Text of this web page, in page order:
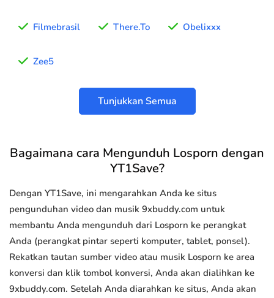
Filmebrasil There.To Obelixxx
Zee5
Tunjukkan Semua
Bagaimana cara Mengunduh Losporn dengan
YT1Save?
Dengan YT1Save, ini mengarahkan Anda ke situs
pengunduhan video dan musik 9xbuddy.com untuk
membantu Anda mengunduh dari Losporn ke perangkat
Anda (perangkat pintar seperti komputer, tablet, ponsel).
Rekatkan tautan sumber video atau musik Losporn ke area
konversi dan klik tombol konversi, Anda akan dialihkan ke
9xbuddy.com. Setelah Anda diarahkan ke situs, Anda akan